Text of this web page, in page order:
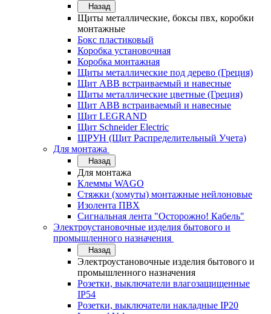
Назад
Щиты металлические, боксы пвх, коробки
монтажные
Бокс пластиковый
Коробка установочная
Коробка монтажная
Щиты металлические под дерево (Греция)
Щит ABB встраиваемый и навесные
Щиты металлические цветные (Греция)
Щит ABB встраиваемый и навесные
Щит LEGRAND
Щит Schneider Electric
ЩРУН (Щит Распределительный Учета)
Для монтажа
Назад
Для монтажа
Клеммы WAGO
Стяжки (хомуты) монтажные нейлоновые
Изолента ПВХ
Сигнальная лента "Осторожно! Кабель"
Электроустановочные изделия бытового и
промышленного назначения
Назад
Электроустановочные изделия бытового и
промышленного назначения
Розетки, выключатели влагозащищенные
IP54
Розетки, выключатели накладные IP20